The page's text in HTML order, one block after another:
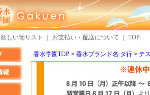
欲しい物リスト お支払い・配送について TOP
香水学園TOP 香水ブランド名 タ行 テ